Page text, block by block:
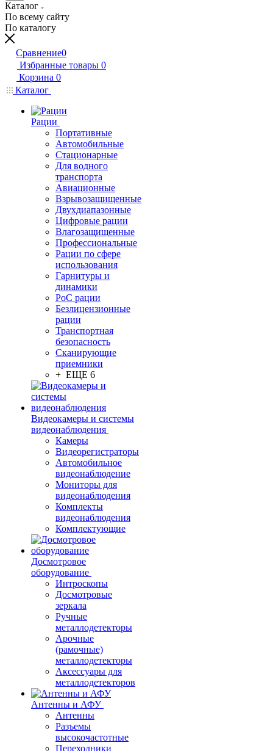
Каталог
По всему сайту
По каталогу
Сравнение0
Избранные товары 0
Корзина 0
Каталог
Рации
Портативные
Автомобильные
Стационарные
Для водного
транспорта
Авиационные
Взрывозащищенные
Двухдиапазонные
Цифровые рации
Влагозащищенные
Профессиональные
Рации по сфере
использования
Гарнитуры и
динамики
PoC рации
Безлицензионные
рации
Транспортная
безопасность
Сканирующие
приемники
+ ЕЩЕ 6
Видеокамеры и системы
видеонаблюдения
Камеры
Видеорегистраторы
Автомобильное
видеонаблюдение
Мониторы для
видеонаблюдения
Комплекты
видеонаблюдения
Комплектующие
Досмотровое
оборудование
Интроскопы
Досмотровые
зеркала
Ручные
металлодетекторы
Арочные
(рамочные)
металлодетекторы
Аксессуары для
металлодетекторов
Антенны и АФУ
Антенны
Разъемы
высокочастотные
Переходники